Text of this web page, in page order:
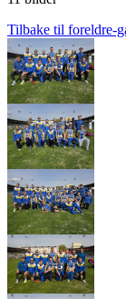
Tilbake til foreldre-